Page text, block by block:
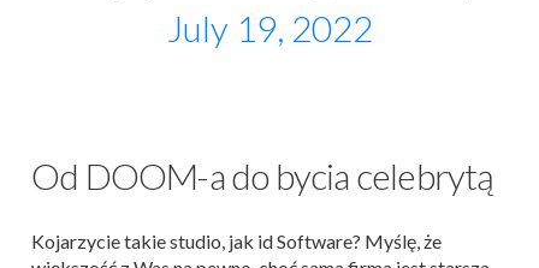
July 19, 2022
Od DOOM-a do bycia celebrytą
Kojarzycie takie studio, jak id Software? Myślę, że